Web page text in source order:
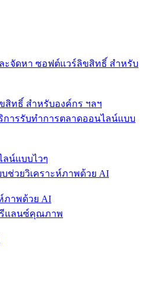
สิทธิ์ สำหรับองค์กร ฯลฯ
ลน์แบบไวๆ
ภาพด้วย AI